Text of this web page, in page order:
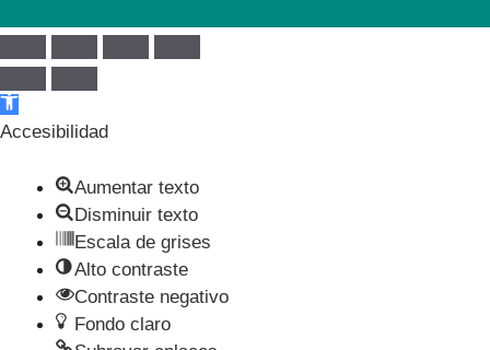
Abrir barra de herramientas
Accesibilidad
Aumentar texto
Disminuir texto
Escala de grises
Alto contraste
Contraste negativo
Fondo claro